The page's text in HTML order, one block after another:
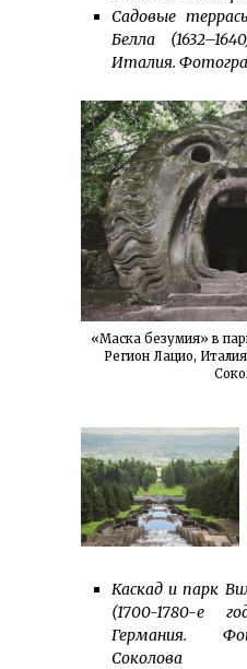
Садовые
Белла
Италия.
«Маска безумия» в
Регион Лацио,
Каскад и парк
(1700-1780-е
Германия.
Соколова